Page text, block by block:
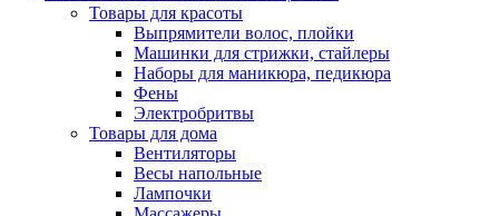
Товары для красоты
Выпрямители волос, плойки
Машинки для стрижки, стайлеры
Наборы для маникюра, педикюра
Фены
Электробритвы
Товары для дома
Вентиляторы
Весы напольные
Лампочки